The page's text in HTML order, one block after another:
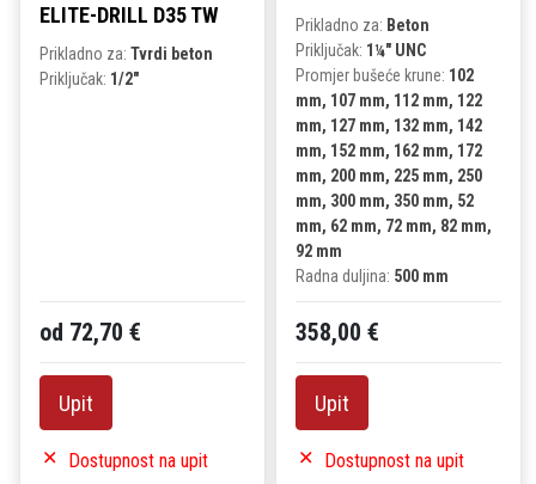
ELITE-DRILL D35 TW
Prikladno za: Tvrdi beton
Priključak: 1/2"
od 72,70 €
Upit
Dostupnost na upit
Prikladno za: Beton
Priključak: 1¼" UNC
Promjer bušeće krune: 102
mm, 107 mm, 112 mm, 122
mm, 127 mm, 132 mm, 142
mm, 152 mm, 162 mm, 172
mm, 200 mm, 225 mm, 250
mm, 300 mm, 350 mm, 52
mm, 62 mm, 72 mm, 82 mm,
92 mm
Radna duljina: 500 mm
358,00 €
Upit
Dostupnost na upit